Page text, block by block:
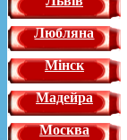
Любляна
Мінск
Мадейра
Москва